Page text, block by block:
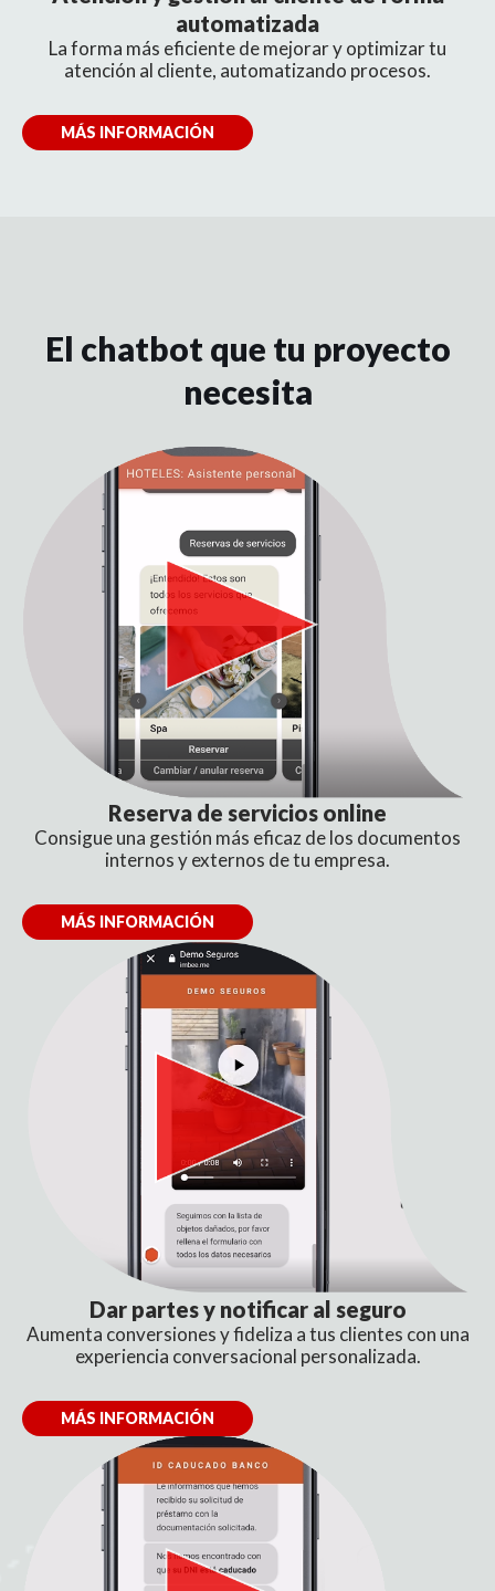
automatizada
La forma más eficiente de mejorar y optimizar tu
atención al cliente, automatizando procesos.
MÁS INFORMACIÓN
El chatbot que tu proyecto
necesita
Reserva de servicios online
Consigue una gestión más eficaz de los documentos
internos y externos de tu empresa.
MÁS INFORMACIÓN
Dar partes y notificar al seguro
Aumenta conversiones y fideliza a tus clientes con una
experiencia conversacional personalizada.
MÁS INFORMACIÓN